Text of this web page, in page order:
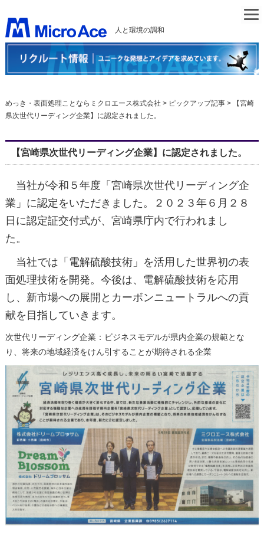
人と環境の調和
めっき・表面処理ことならミクロエース株式会社 > ピックアップ記事>
【宮崎
県次世代リーディング企業】に認定されました。
【宮崎県次世代リーディング企業】に認定されました。
当社が令和５年度「宮崎県次世代リーディング企
業」に認定をいただきました。２０２３年６月２８
日に認定証交付式が、宮崎県庁内で行われまし
た
当社では「電解硫酸技術」を活用した世界初の表
面処理技術を開発。今後は、電解硫酸技術を応用
し、新市場への展開とカーボンニュートラルへの貢
献を目指していきます。
次世代リーディング企業：ビジネスモデルが県内企業の規範とな
り、将来の地域経済をけん引することが期待される企業